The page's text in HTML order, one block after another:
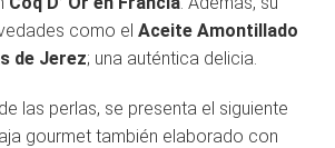
como el Aceite Amontillado
de Jerez; una auténtica delicia.
las perlas, se presenta el siguiente
gourmet también elaborado con